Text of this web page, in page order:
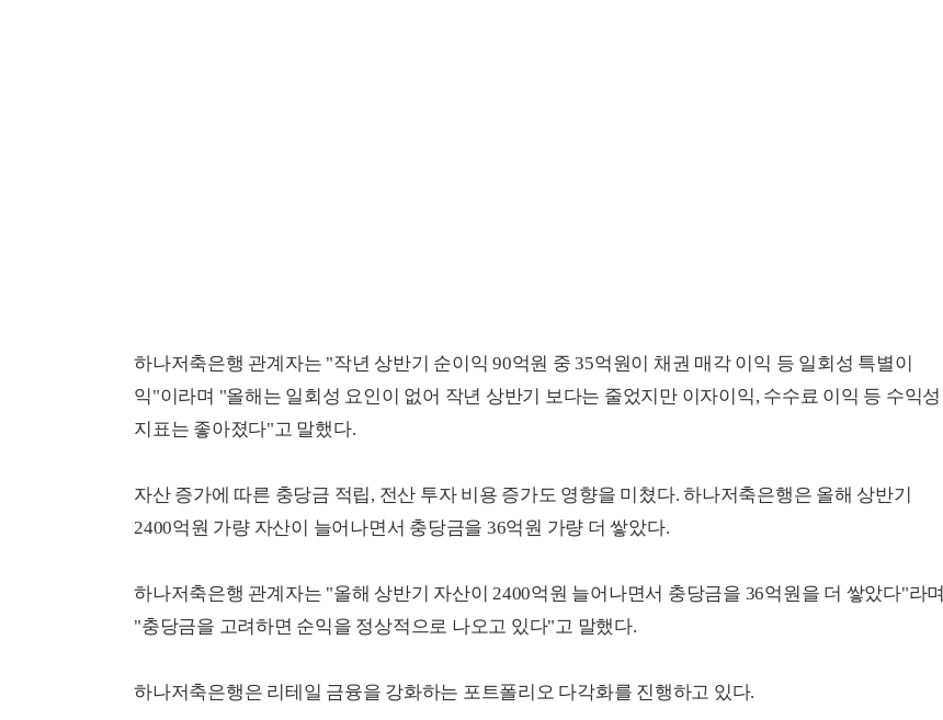
하나저축은행 관계자는 "작년 상반기 순이익 90억원 중 35억원이 채권 매각 이익 등 일회성 특별이
익"이라며 "올해는 일회성 요인이 없어 작년 상반기 보다는 줄었지만 이자이익, 수수료 이익 등 수익성
지표는 좋아졌다"고 말했다.
자산 증가에 따른 충당금 적립, 전산 투자 비용 증가도 영향을 미쳤다. 하나저축은행은 올해 상반기
2400억원 가량 자산이 늘어나면서 충당금을 36억원 가량 더 쌓았다.
하나저축은행 관계자는 "올해 상반기 자산이 2400억원 늘어나면서 충당금을 36억원을 더 쌓았다"라며
"충당금을 고려하면 순익을 정상적으로 나오고 있다"고 말했다.
하나저축은행은 리테일 금융을 강화하는 포트폴리오 다각화를 진행하고 있다.